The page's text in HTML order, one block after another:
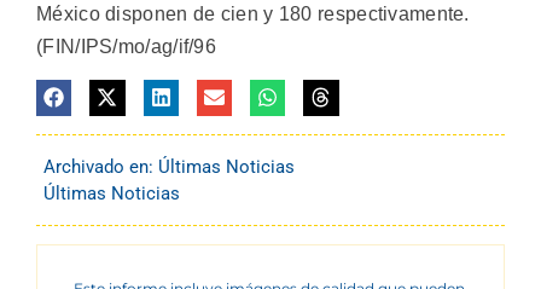
México disponen de cien y 180 respectivamente.
(FIN/IPS/mo/ag/if/96
Archivado en: Últimas Noticias
Últimas Noticias